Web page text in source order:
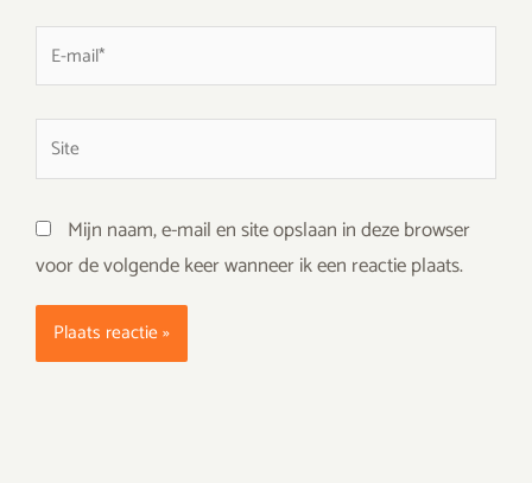
mail*
Site
Mijn naam, e-mail en site opslaan in deze browser
voor de volgende keer wanneer ik een reactie plaats.